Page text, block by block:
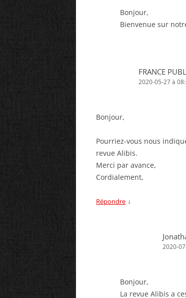
Bonjour,
Bienvenue sur
FRANCE
2020-05-27 à
Bonjour,
Pourriez-vous nous
revue Alibis.
Merci par avance,
Cordialement,
Répondre ↓
2020-
Bonjour,
La revue Alibis a